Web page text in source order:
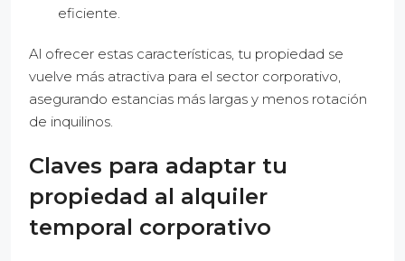
eficiente.
Al ofrecer estas características, tu propiedad se
vuelve más atractiva para el sector corporativo,
asegurando estancias más largas y menos rotación
de inquilinos.
Claves para adaptar tu
propiedad al alquiler
temporal corporativo